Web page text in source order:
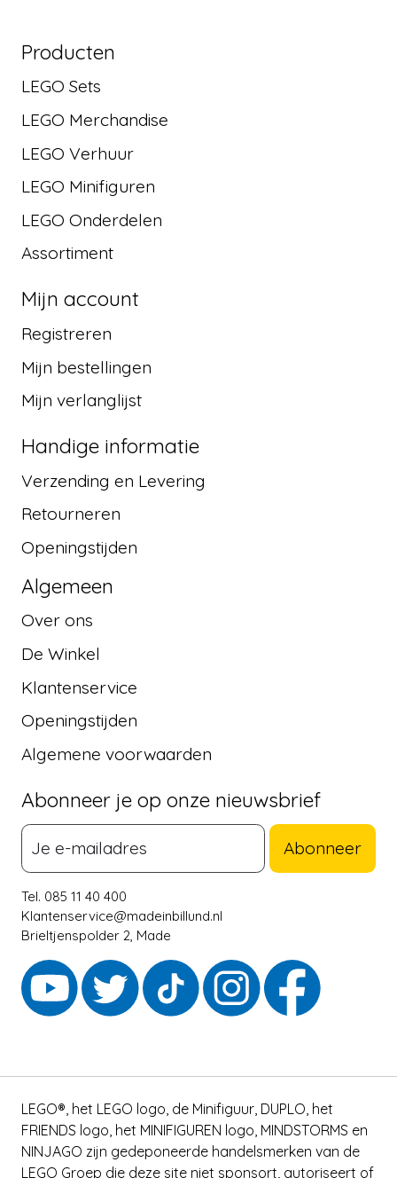
Producten
LEGO Sets
LEGO Merchandise
LEGO Verhuur
LEGO Minifiguren
LEGO Onderdelen
Assortiment
Mijn account
Registreren
Mijn bestellingen
Mijn verlanglijst
Handige informatie
Verzending en Levering
Retourneren
Openingstijden
Algemeen
Over ons
De Winkel
Klantenservice
Openingstijden
Algemene voorwaarden
Abonneer je op onze nieuwsbrief
Abonneer
Tel. 085 11 40 400
Klantenservice@madeinbillund.nl
Brieltjenspolder 2, Made
LEGO®, het LEGO logo, de Minifiguur, DUPLO, het
FRIENDS logo, het MINIFIGUREN logo, MINDSTORMS en
NINJAGO zijn gedeponeerde handelsmerken van de
LEGO Groep die deze site niet sponsort, autoriseert of